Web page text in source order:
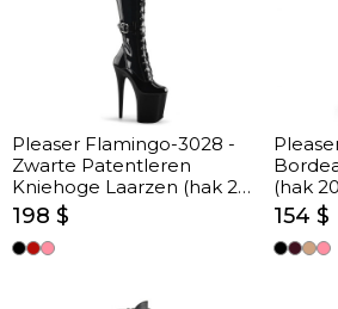
Pleaser Flamingo-3028 -
Zwarte Patentleren
Kniehoge Laarzen (hak 20
cm)
198 $
(hak
154 $